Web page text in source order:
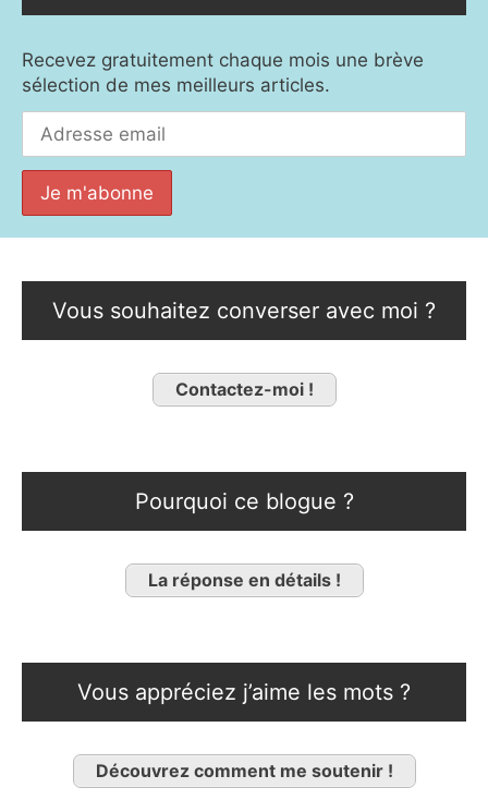
Recevez gratuitement chaque mois une brève
sélection de mes meilleurs articles.
Vous souhaitez converser avec moi ?
Contactez-moi !
Pourquoi ce blogue ?
La réponse en détails !
Vous appréciez j’aime les mots ?
Découvrez comment me soutenir !